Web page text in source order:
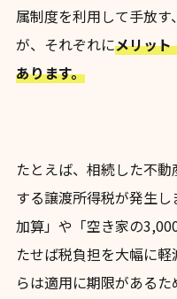
属制度を利用して手放
が、それぞれにメリット
あります。
たとえば、相続した不
する譲渡所得税が発生
加算」や「空き家の
たせば税負担を大幅に
らは適用に期限がある